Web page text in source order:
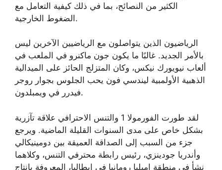
الكثير من النصائح، بما في ذلك كيفية التعامل مع
الضغوط الخارجية.
الرياضيون الذين يتواصلون مع الرياضيين الآخرين ليس
بالأمر الجديد. غالبًا ما يكون جون ماكنرو في الملعب في
ألعاب نيويورك نيكس، وكان المتزلج الحائز على الميدالية
الذهبية الأولمبية ليندسي فون يحب الجلوس بجوار روجر
فيدرر في ويمبلدون.
لقد طورت الفورمولا 1 والتنس الاحترافي علاقة تآزرية
بشكل خاص على مدى السنوات القليلة الماضية. ويرجع
جزء من السبب إلى الصداقة العميقة بين دومينيكالي
وأندريا جودينزي، رئيس رابطة محترفي التنس، وكلاهما
نشأ في منطقة إميليا رومانيا في إيطاليا، المعروفة بإنتاج